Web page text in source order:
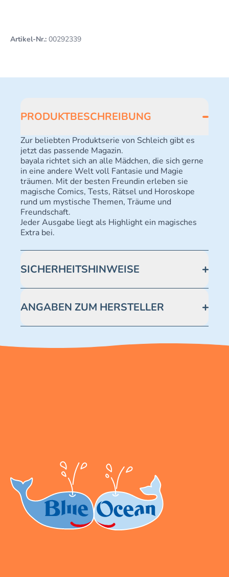
Artikel-Nr.: 00292339
PRODUKTBESCHREIBUNG
Zur beliebten Produktserie von Schleich gibt es
jetzt das passende Magazin.
bayala richtet sich an alle Mädchen, die sich gerne
in eine andere Welt voll Fantasie und Magie
träumen. Mit der besten Freundin erleben sie
magische Comics, Tests, Rätsel und Horoskope
rund um mystische Themen, Träume und
Freundschaft.
Jeder Ausgabe liegt als Highlight ein magisches
Extra bei.
SICHERHEITSHINWEISE
Enthält verschluckbare Kleinteile -
Erstickungsgefahr.
ANGABEN ZUM HERSTELLER
ocean.de/kundenservice Telefonnummer: 0711
2202990 Seidenstraße 19 70174 Stuttgart